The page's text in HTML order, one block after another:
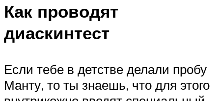
Как проводят
диаскинтест
Если тебе в детстве делали пробу
Манту, то ты знаешь, что для этого